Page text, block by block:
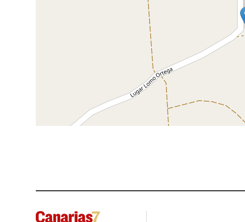
de añadir varias tiras de color a la lámina de
Año 2010 con la compra de otro horno, se
brinda la posibilidad de realizar 8 modelos de
En la actualidad seguimos trabajando
mercado cambiante que nos exige estar
satisfacer a nuestros clientes.